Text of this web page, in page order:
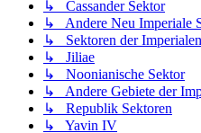
↳ Cassander Sektor
↳ Andere Neu Imperiale
↳ Sektoren der
↳ Jiliae
↳ Noonianische Sektor
↳ Andere Gebiete der
↳ Republik Sektoren
↳ Yavin IV